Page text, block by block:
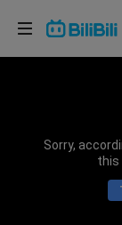
Sorry,
this
Lựa chọn
Bahasa Indonesia